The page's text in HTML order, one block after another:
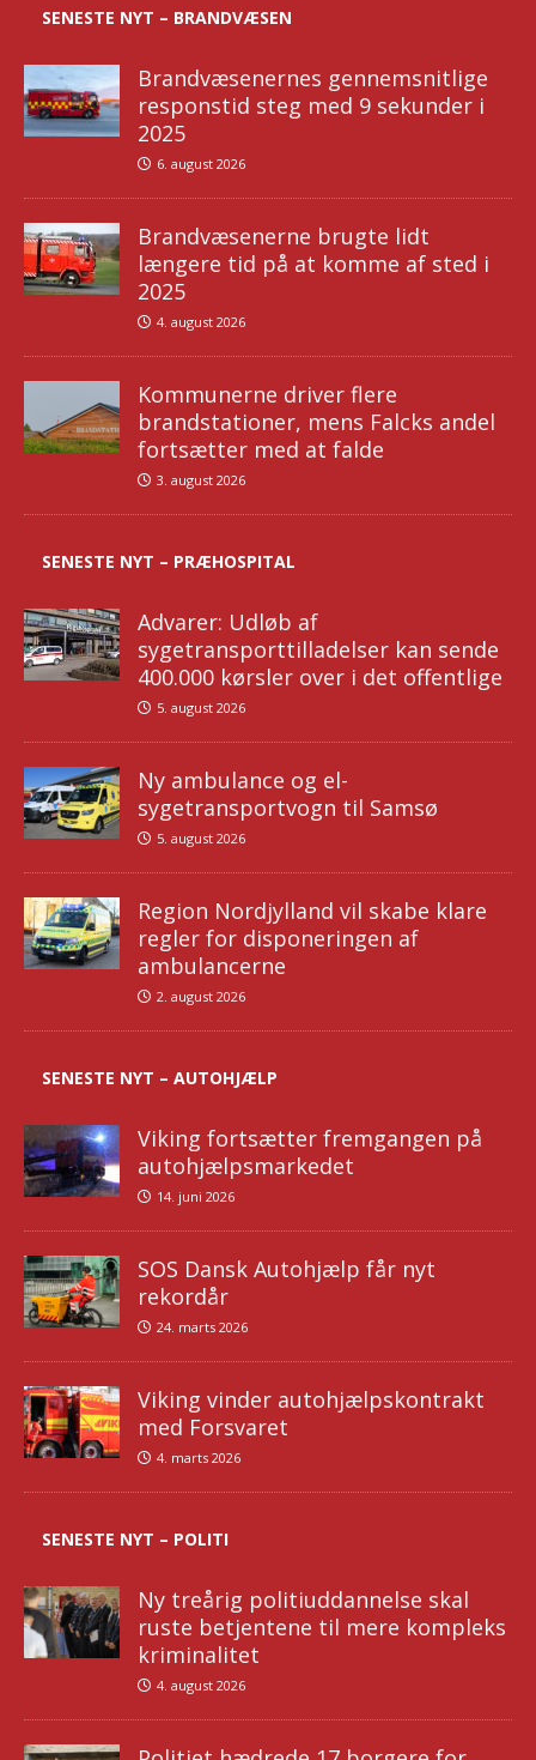
SENESTE NYT – BRANDVÆSEN
Brandvæsenernes gennemsnitlige
responstid steg med 9 sekunder i
2025
6. august 2026
Brandvæsenerne brugte lidt
længere tid på at komme af sted i
2025
4. august 2026
Kommunerne driver flere
brandstationer, mens Falcks andel
fortsætter med at falde
3. august 2026
SENESTE NYT – PRÆHOSPITAL
Advarer: Udløb af
sygetransporttilladelser kan sende
400.000 kørsler over i det offentlige
5. august 2026
Ny ambulance og el-
sygetransportvogn til Samsø
5. august 2026
Region Nordjylland vil skabe klare
regler for disponeringen af
ambulancerne
2. august 2026
SENESTE NYT – AUTOHJÆLP
Viking fortsætter fremgangen på
autohjælpsmarkedet
14. juni 2026
SOS Dansk Autohjælp får nyt
rekordår
24. marts 2026
Viking vinder autohjælpskontrakt
med Forsvaret
4. marts 2026
SENESTE NYT – POLITI
Ny treårig politiuddannelse skal
ruste betjentene til mere kompleks
kriminalitet
4. august 2026